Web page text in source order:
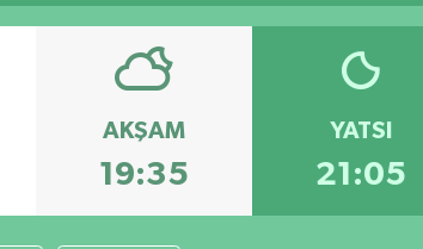
AKŞAM
19:35
YATSI
21:05